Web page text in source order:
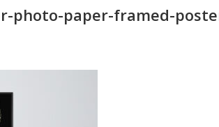
photo-paper-framed-